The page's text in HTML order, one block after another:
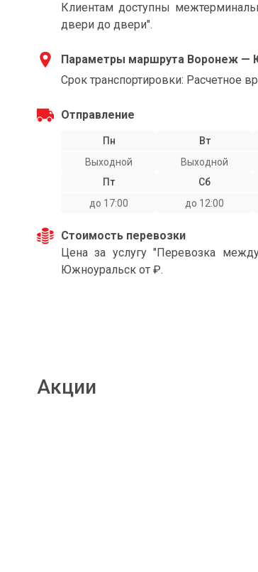
Клиентам доступны
двери до двери".
Параметры маршрута Воронеж —
Срок транспортировки: Расчетное
Отправление
Пн
Выходной
Вт
Выходной
Пт
до 17:00
Сб
до 12:00
Стоимость перевозки
Цена за услугу "Перевозка
Южноуральск от ₽.
Акции